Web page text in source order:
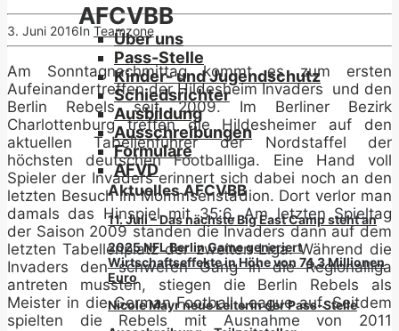
AFCVBB
Über uns
Pass-Stelle
Kinder- und Jugendschutz
Schiedsrichter
Ausbildung
Ausschreibungen
Formulare
AFVD
Aktuelles AFCVBB
11. Juli – Das nächste Big East Camp steht an
2025 NFL Berlin Game generiert
Wirtschaftseffekte in Höhe von 74,3 Millionen
Euro
Nicole Mayr neue Leiterin der Pass-Stelle
3. Juni 2016In Teamzone
Am Sonntagnachmittag kommt es zum ersten
Aufeinandertreffen der Hildesheim Invaders und den
Berlin Rebels seit 2009. Im Berliner Bezirk
Charlottenburg treffen die Hildesheimer auf den
aktuellen Tabellenführer der Nordstaffel der
höchsten deutschen Footballliga. Eine Hand voll
Spieler der Invaders erinnert sich dabei noch an den
letzten Besuch im Mommsenstadion. Dort verlor man
damals das Hinspiel mit 35:6. Am letzten Spieltag
der Saison 2009 standen die Invaders dann auf dem
letzten Tabellenplatz der zweiten Liga. Während die
Invaders den schweren Gang in die Regionalliga
antreten mussten, stiegen die Berlin Rebels als
Meister in die German Football League auf. Seitdem
spielten die Rebels mit Ausnahme von 2011